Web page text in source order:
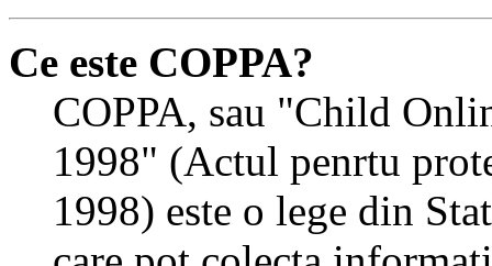
Ce este COPPA?
COPPA, sau "Child
1998" (Actul penrtu
1998) este o lege din